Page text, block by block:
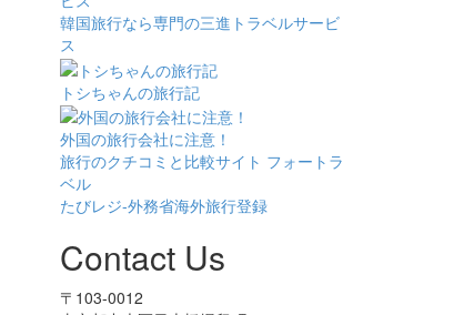
韓国旅行なら専門の三進トラベルサービ
ス
トシちゃんの旅行記
外国の旅行会社に注意！
旅行のクチコミと比較サイト フォートラ
ベル
たびレジ-外務省海外旅行登録
Contact Us
〒103-0012